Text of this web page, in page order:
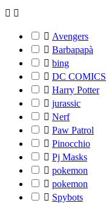
 
 Avengers
 Barbapapà
 bing
 DC COMICS
 Harry Potter
 jurassic
 Nerf
 Paw Patrol
 Pinocchio
 Pj Masks
 pokemon
 pokemon
 Spybots